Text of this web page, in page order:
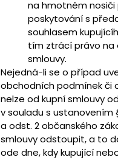
na hmotném
poskytování s
souhlasem
tím ztrácí právo
smlouvy.
Nejedná-li se o případ
obchodních podmínek či
nelze od kupní smlouvy
v souladu s ustanovením
a odst. 2 občanského
smlouvy odstoupit, a to
ode dne, kdy kupující